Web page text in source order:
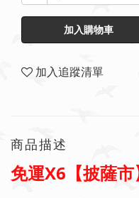
加入購物車
加入追蹤清單
商品描述
免運X6【披薩